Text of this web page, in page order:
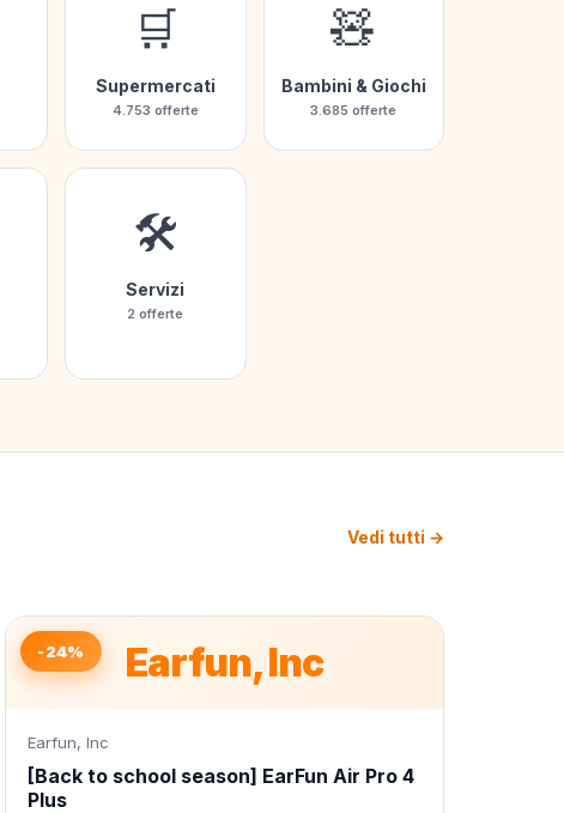
🛒
Supermercati
4.753 offerte
🧸
Bambini & Giochi
3.685 offerte
🛠️
Servizi
2 offerte
Vedi tutti →
Earfun, Inc
-24%
Earfun, Inc
[Back to school season] EarFun Air Pro 4
Plus